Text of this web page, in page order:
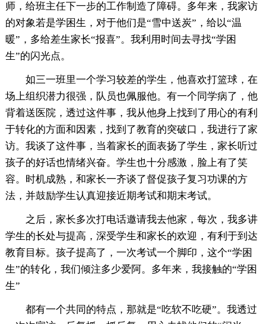
师，给班主任下一步的工作制造了障碍。多年来，我家访
的对象若是学困生，对于他们是“雪中送炭”，给以“温
暖”，多给差生家长“报喜”。我利用时间去寻找“学困
生”的闪光点。
如三一班里一个学习较差的学生，他喜欢打篮球，在
场上组织潜力很强，队员也佩服他。有一个同学病了，他
背着送医院，透过这件事，我从他身上找到了用心的有利
于转化的方面和因素，找到了教育的突破口，我进行了家
访。我谈了这件事，当着家长的面表扬了学生，家长听过
孩子的好话也情绪兴奋。学生也十分感激，脸上有了笑
容。时机成熟，和家长一齐谈了督促孩子复习功课的方
法，并鼓励学生认真迎接近期考试和期末考试。
之后，家长多次打电话邀请我去他家，每次，我多讲
学生的长处与提高，深受学生和家长的欢迎，有利于到达
教育目标。孩子提高了，一次考试一个脚印，这个“学困
生”的转化，我们倾注多少爱阿。多年来，我接触的“学困
生”
都有一个共同的特点，那就是“吃软不吃硬”。我透过